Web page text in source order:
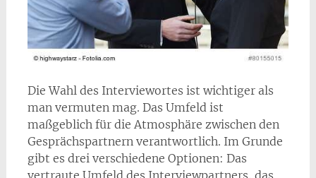
Die Wahl des Interviewortes ist wichtiger als
man vermuten mag. Das Umfeld ist
maßgeblich für die Atmosphäre zwischen den
Gesprächspartnern verantwortlich. Im Grunde
gibt es drei verschiedene Optionen: Das